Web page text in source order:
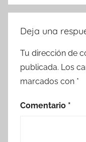
Deja una
Tu dirección de
publicada. Los
marcados con *
Comentario *